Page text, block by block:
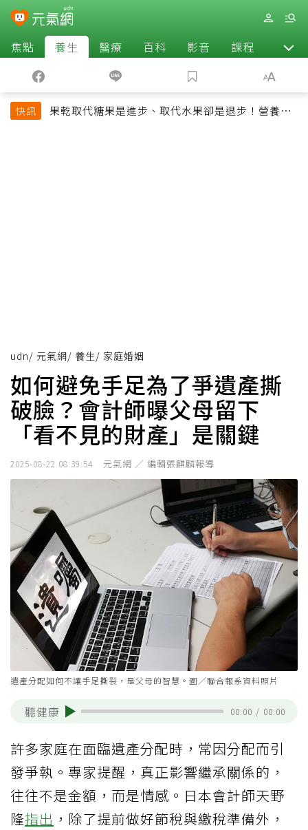
焦點 養生 醫療 百科 影音 課程 退休
快訊
果乾取代糖果是進步、取代水果卻是退步！營養師
udn/ 元氣網/ 養生/ 家庭婚姻
如何避免手足為了爭遺產撕
破臉？會計師曝父母留下
「看不見的財產」是關鍵
2025-08-22 08:39:54 元氣網 ／ 編輯張麒麟報導
遺產分配如何不讓手足撕裂，是父母的智慧。圖／聯合報系資料照片
聽健康 00:00 / 00:00
許多家庭在面臨遺產分配時，常因分配而引
發爭執。專家提醒，真正影響繼承關係的，
往往不是金額，而是情感。日本會計師天野
隆指出 ，除了提前做好節稅與繳稅準備外，